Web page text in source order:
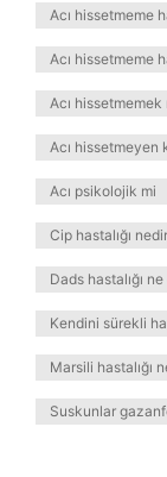
Acı hissetmeme
Acı hissetmeme
Acı hissetmemek
Acı hissetmeyen
Acı psikolojik mi
Cip hastalığı nedir
Dads hastalığı
Kendini sürekli
Marsili hastalığı
Suskunlar